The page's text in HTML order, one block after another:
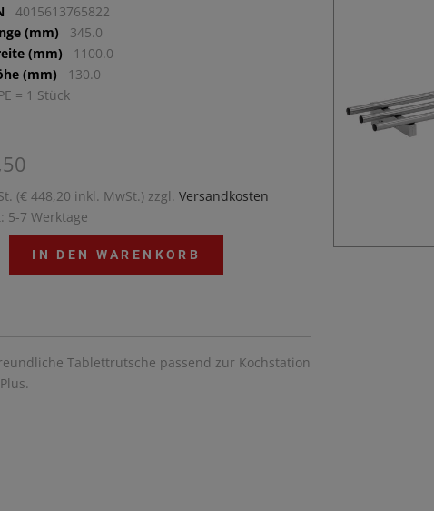
4015613765822
(mm)
345.0
(mm)
1100.0
(mm)
130.0
= 1 Stück
(€ 448,20 inkl. MwSt.) zzgl. Versandkosten
5-7 Werktage
IN DEN WARENKORB
Tablettrutsche passend zur Kochstation